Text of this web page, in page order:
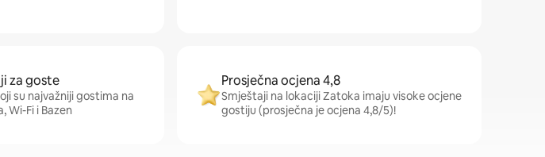
za goste
su najvažniji gostima na
Wi-Fi i Bazen
Prosječna ocjena 4,8
Smještaji na lokaciji Zatoka imaju visoke ocjene
gostiju (prosječna je ocjena 4,8/5)!